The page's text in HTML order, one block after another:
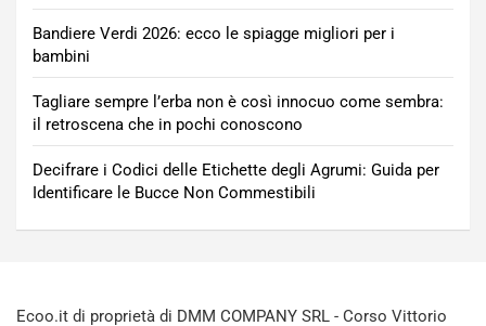
Bandiere Verdi 2026: ecco le spiagge migliori per i
bambini
Tagliare sempre l’erba non è così innocuo come sembra:
il retroscena che in pochi conoscono
Decifrare i Codici delle Etichette degli Agrumi: Guida per
Identificare le Bucce Non Commestibili
Ecoo.it di proprietà di DMM COMPANY SRL - Corso Vittorio